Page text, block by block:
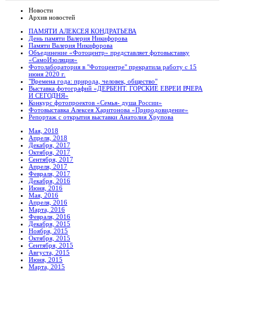
Новости
Архив новостей
ПАМЯТИ АЛЕКСЕЯ КОНДРАТЬЕВА
День памяти Валерия Никифорова
Памяти Валерия Никифорова
Объединение «Фотоцентр» представляет фотовыставку
«СамоИзоляция»
Фотолаборатория в "Фотоцентре" прекратила работу с 15
июня 2020 г.
"Времена года: природа, человек, общество"
Выставка фотографий «ДЕРБЕНТ. ГОРСКИЕ ЕВРЕИ ВЧЕРА
И СЕГОДНЯ»
Конкурс фотопроектов «Семья- душа России»
Фотовыставка Алексея Харитонова «Природовидение»
Репортаж с открытия выставки Анатолия Хрупова
Мая, 2018
Апреля, 2018
Декабря, 2017
Октября, 2017
Сентября, 2017
Апреля, 2017
Февраля, 2017
Декабря, 2016
Июня, 2016
Мая, 2016
Апреля, 2016
Марта, 2016
Февраля, 2016
Декабря, 2015
Ноября, 2015
Октября, 2015
Сентября, 2015
Августа, 2015
Июня, 2015
Марта, 2015